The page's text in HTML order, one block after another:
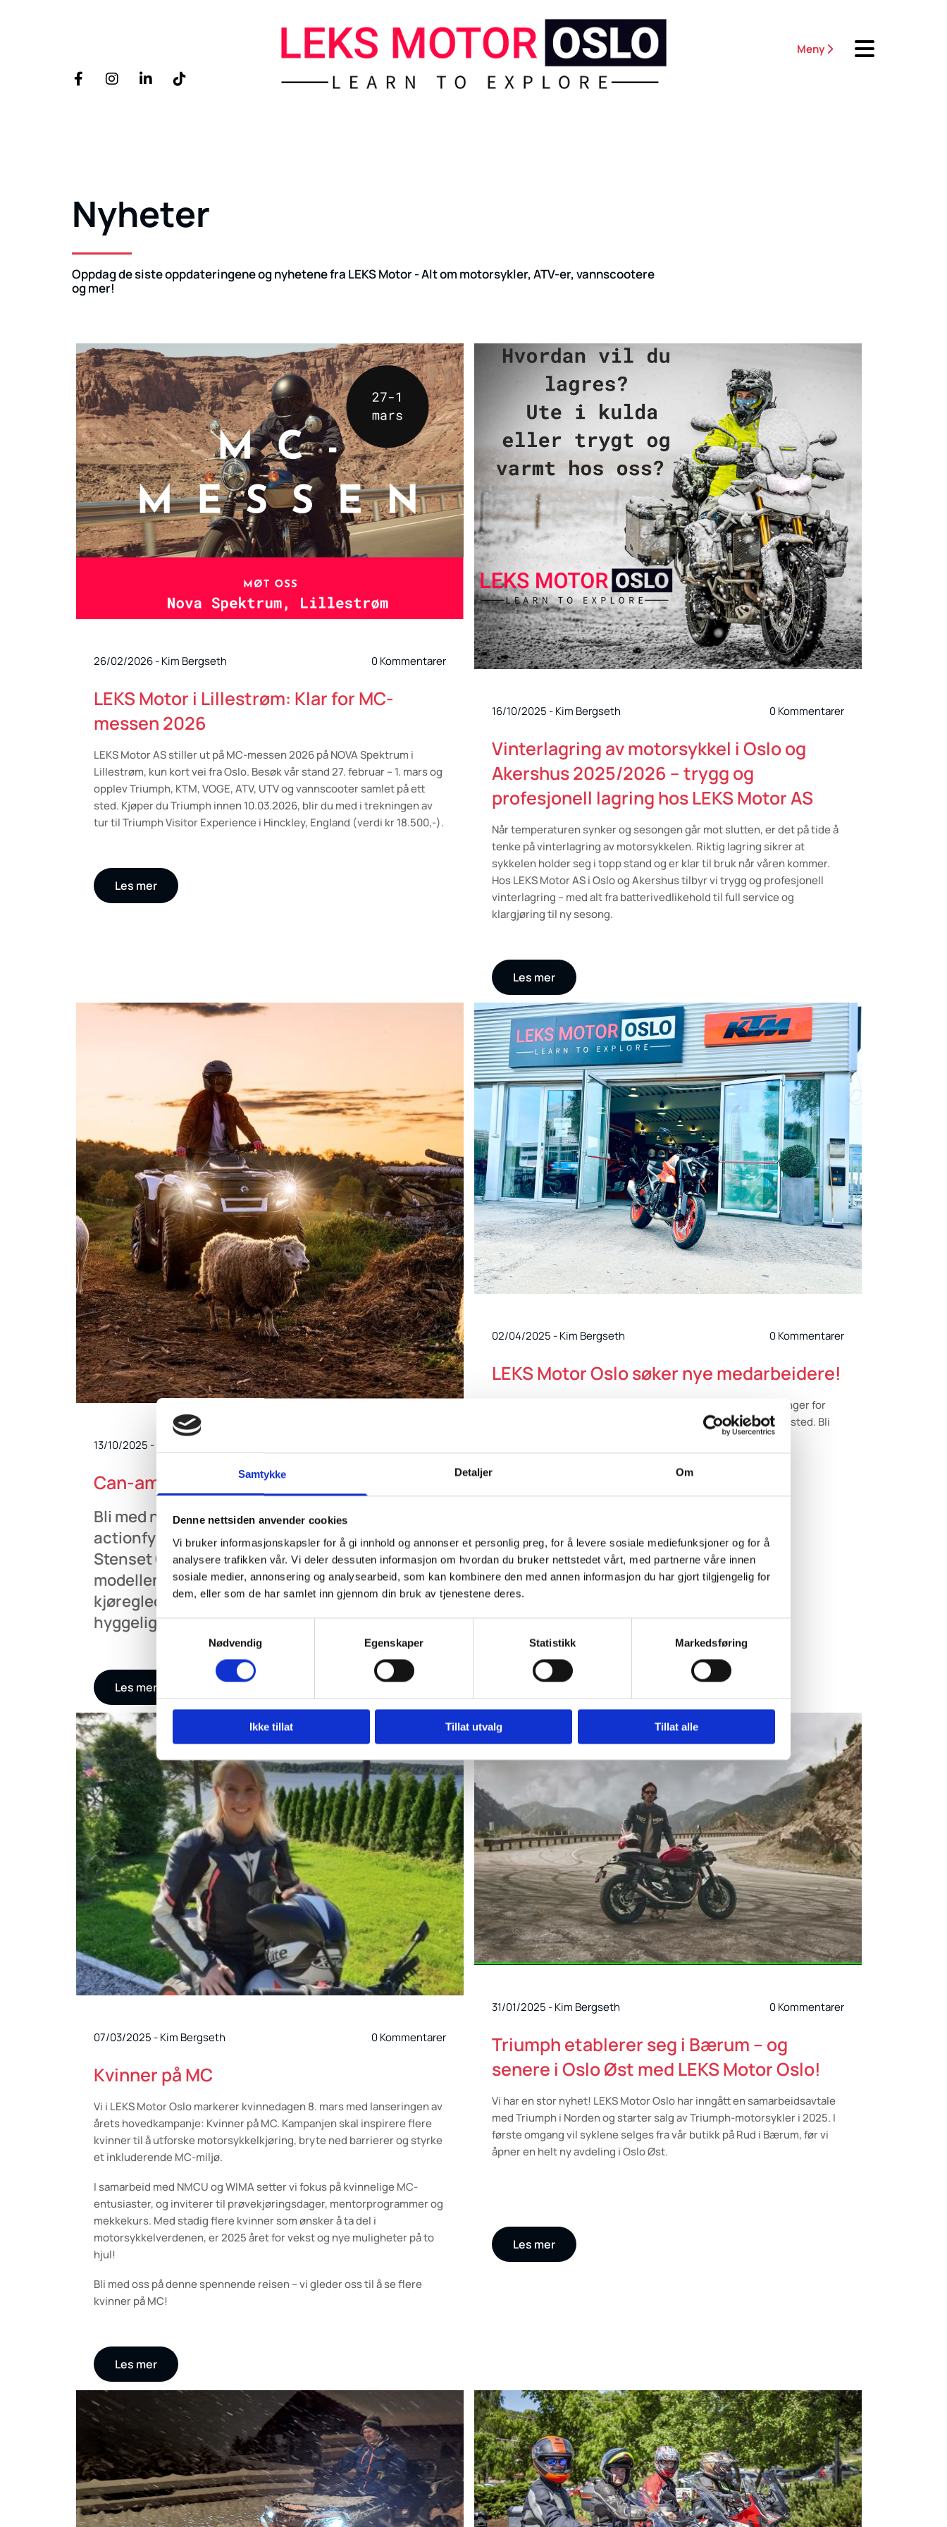
Samtykke Detaljer Om
Denne nettsiden anvender cookies
Vi bruker informasjonskapsler for å gi innhold og annonser et personlig preg, for å levere sosiale mediefunksjoner og for å
analysere trafikken vår. Vi deler dessuten informasjon om hvordan du bruker nettstedet vårt, med partnerne våre innen
sosiale medier, annonsering og analysearbeid, som kan kombinere den med annen informasjon du har gjort tilgjengelig for
dem, eller som de har samlet inn gjennom din bruk av tjenestene deres.
Samtykkevalg
Nødvendig
Egenskaper Statistikk Markedsføring
Ikke tillat Tillat utvalg Tillat alle
Meny 
Nyheter
Oppdag de siste oppdateringene og nyhetene fra LEKS Motor - Alt om motorsykler, ATV-er, vannscootere
og mer!
26/02/2026 -Kim Bergseth 0 Kommentarer
LEKS Motor i Lillestrøm: Klar for MC-
messen 2026
LEKS Motor AS stiller ut på MC-messen 2026 på NOVA Spektrum i
Lillestrøm, kun kort vei fra Oslo. Besøk vår stand 27. februar – 1. mars og
opplev Triumph, KTM, VOGE, ATV, UTV og vannscooter samlet på ett
sted. Kjøper du Triumph innen 10.03.2026, blir du med i trekningen av
tur til Triumph Visitor Experience i Hinckley, England (verdi kr 18.500,-).
Les mer
16/10/2025 -Kim Bergseth 0 Kommentarer
Vinterlagring av motorsykkel i Oslo og
Akershus 2025/2026 – trygg og
profesjonell lagring hos LEKS Motor AS
Når temperaturen synker og sesongen går mot slutten, er det på tide å
tenke på vinterlagring av motorsykkelen. Riktig lagring sikrer at
sykkelen holder seg i topp stand og er klar til bruk når våren kommer.
Hos LEKS Motor AS i Oslo og Akershus tilbyr vi trygg og profesjonell
vinterlagring – med alt fra batterivedlikehold til full service og
klargjøring til ny sesong.
Les mer
13/10/2025 -
Can-am Demodag 22.10.25
Bli med når LEKS Motor AS inviterer til en
actionfylt demodag med Can-Am ATV og UTV på
Stenset Gård i Asker! Prøvekjør de nyeste
modellene, møt erfarne brukere, og opplev ekte
kjøreglede – toppet med pizza fra @biker.kost og
hyggelig stemning rundt grillen.
Les mer
02/04/2025 -Kim Bergseth 0 Kommentarer
LEKS Motor Oslo søker nye medarbeidere!
LEKS Motor Oslo søker nye medarbeidere! Vi har ledige stillinger for
både ungdom og voksne – ekstrahjelp, sesongarbeid og verksted. Bli
07/03/2025 -Kim Bergseth 0 Kommentarer
Kvinner på MC
Vi i LEKS Motor Oslo markerer kvinnedagen 8. mars med lanseringen av
årets hovedkampanje: Kvinner på MC. Kampanjen skal inspirere flere
kvinner til å utforske motorsykkelkjøring, bryte ned barrierer og styrke
et inkluderende MC-miljø.
I samarbeid med NMCU og WIMA setter vi fokus på kvinnelige MC-
entusiaster, og inviterer til prøvekjøringsdager, mentorprogrammer og
mekkekurs. Med stadig flere kvinner som ønsker å ta del i
motorsykkelverdenen, er 2025 året for vekst og nye muligheter på to
hjul!
Bli med oss på denne spennende reisen – vi gleder oss til å se flere
kvinner på MC!
Les mer
31/01/2025 -Kim Bergseth 0 Kommentarer
Triumph etablerer seg i Bærum – og
senere i Oslo Øst med LEKS Motor Oslo!
Vi har en stor nyhet! LEKS Motor Oslo har inngått en samarbeidsavtale
med Triumph i Norden og starter salg av Triumph-motorsykler i 2025. I
første omgang vil syklene selges fra vår butikk på Rud i Bærum, før vi
åpner en helt ny avdeling i Oslo Øst.
Les mer